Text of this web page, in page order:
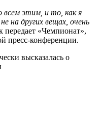
всем этим, и то, как я
на других вещах, очень
передает «Чемпионат»,
пресс-конференции.